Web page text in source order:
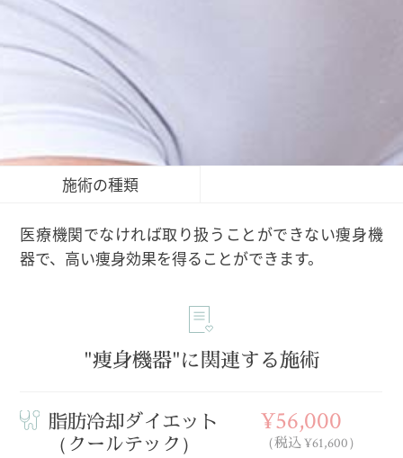
施術の種類
医療機関でなければ取り扱うことができない痩身機
器で、高い痩身効果を得ることができます。
"痩身機器"に関連する施術
脂肪冷却ダイエット
（クールテック）
¥56,000
（税込 ¥61,600）